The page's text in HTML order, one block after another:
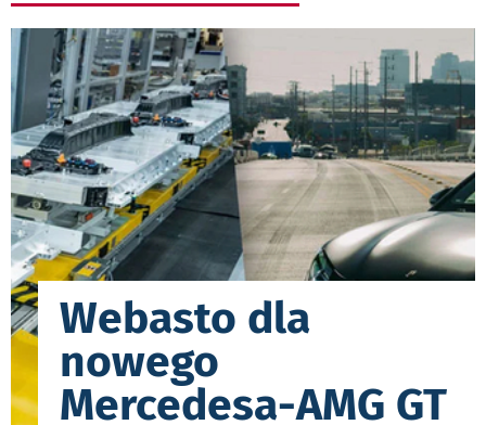
Webasto dla
nowego
Mercedesa-AMG GT